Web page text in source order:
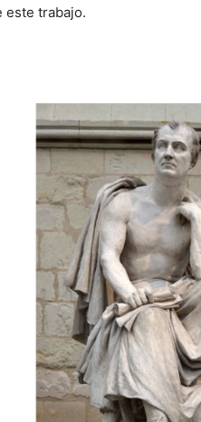
este trabajo.